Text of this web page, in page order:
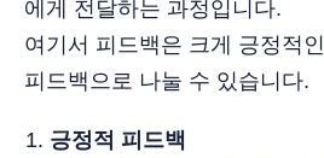
에게 전달하는 과정입니다.
여기서 피드백은 크게 긍정적
피드백으로 나눌 수 있습니다.
긍정적 피드백